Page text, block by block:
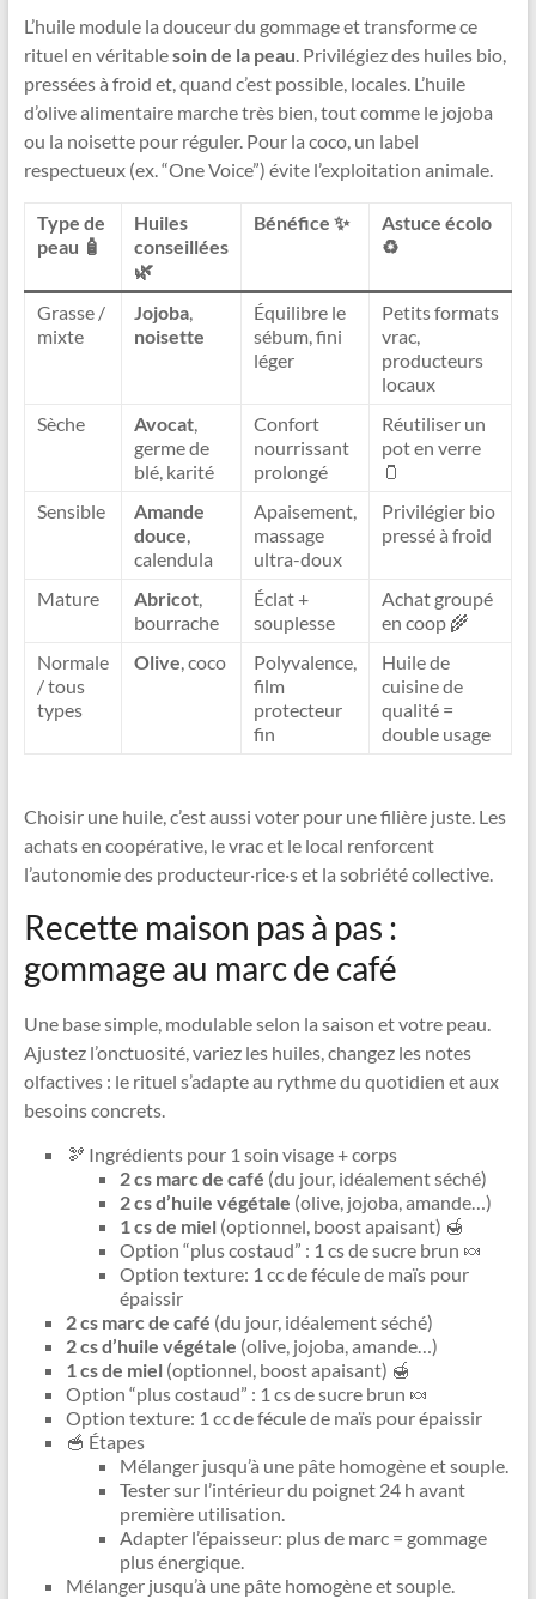
L’huile module la douceur du gommage et transforme ce
rituel en véritablesoin de la peau. Privilégiez des huiles bio,
pressées à froid et, quand c’est possible, locales. L’huile
d’olive alimentaire marche très bien, tout comme le jojoba
ou la noisette pour réguler. Pour la coco, un label
respectueux (ex. “One Voice”) évite l’exploitation animale.
Type de
peau 🧴
Huiles
conseillées
🌿
Bénéfice ✨
Astuce écolo
♻️
Grasse /
mixte
Jojoba,
noisette
Équilibre le
sébum, fini
léger
Petits formats
vrac,
producteurs
locaux
Sèche
Avocat,
germe de
blé, karité
Confort
nourrissant
prolongé
Réutiliser un
pot en verre
🫙
Sensible
Amande
douce,
calendula
Apaisement,
massage
ultra-doux
Privilégier bio
pressé à froid
Mature Abricot,
bourrache
Éclat +
souplesse
Achat groupé
en coop 🌾
Normale
/ tous
types
Olive, coco
Polyvalence,
film
protecteur
fin
Huile de
cuisine de
qualité =
double usage
Choisir une huile, c’est aussi voter pour une filière juste. Les
achats en coopérative, le vrac et le local renforcent
l’autonomie des producteur·rice·s et la sobriété collective.
Recette maison pas à pas :
gommage au marc de café
Une base simple, modulable selon la saison et votre peau.
Ajustez l’onctuosité, variez les huiles, changez les notes
olfactives : le rituel s’adapte au rythme du quotidien et aux
besoins concrets.
🫘 Ingrédients pour 1 soin visage + corps
2 cs marc de café (du jour, idéalement séché)
2 cs d’huile végétale (olive, jojoba, amande…)
1 cs de miel(optionnel, boost apaisant) 🍯
Option “plus costaud” : 1 cs de sucre brun 🍬
Option texture: 1 cc de fécule de maïs pour
épaissir
2 cs marc de café (du jour, idéalement séché)
2 cs d’huile végétale (olive, jojoba, amande…)
1 cs de miel(optionnel, boost apaisant) 🍯
Option “plus costaud” : 1 cs de sucre brun 🍬
Option texture: 1 cc de fécule de maïs pour épaissir
🥣 Étapes
Mélanger jusqu’à une pâte homogène et souple.
Tester sur l’intérieur du poignet 24 h avant
première utilisation.
Adapter l’épaisseur: plus de marc = gommage
plus énergique.
Mélanger jusqu’à une pâte homogène et souple.